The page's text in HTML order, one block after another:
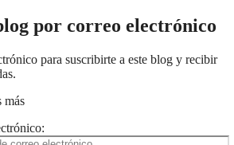
por correo electrónico
para suscribirte a este blog y recibir
más